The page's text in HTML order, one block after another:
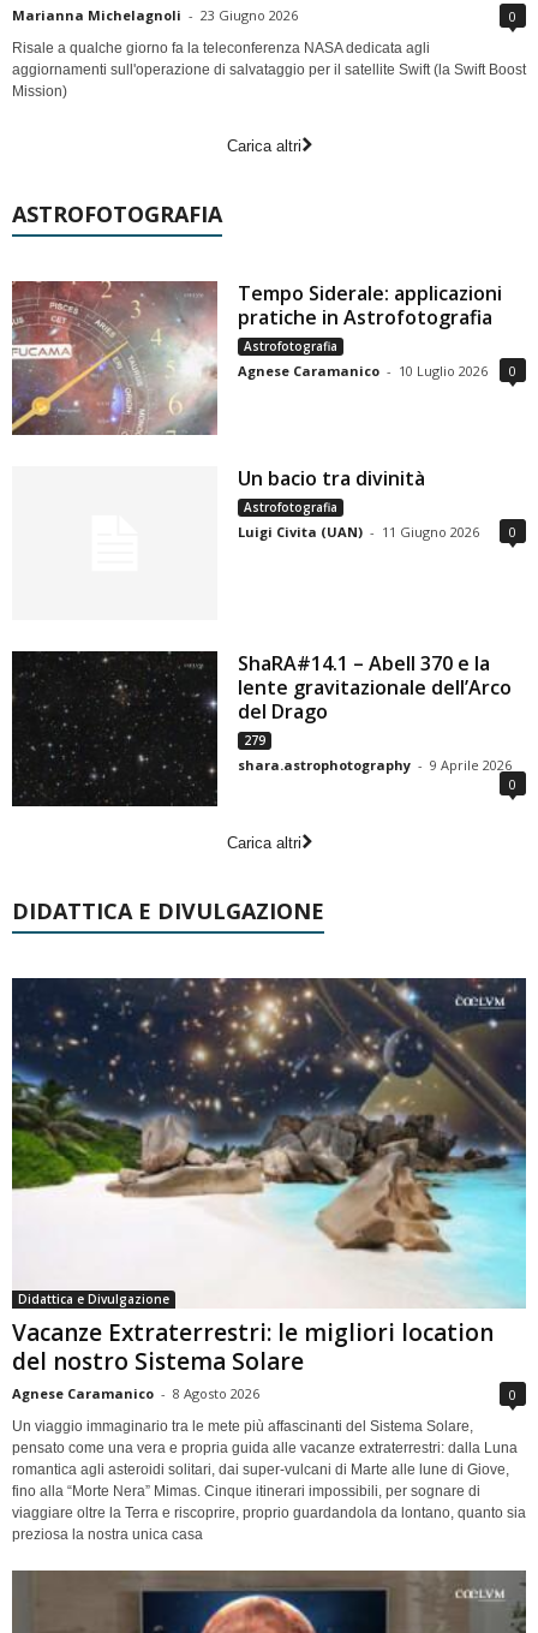
Marianna Michelagnoli - 23 Giugno 2026 0
Risale a qualche giorno fa la teleconferenza NASA dedicata agli
aggiornamenti sull'operazione di salvataggio per il satellite Swift (la Swift Boost
Mission)
Carica altri
ASTROFOTOGRAFIA
Tempo Siderale: applicazioni
pratiche in Astrofotografia
Astrofotografia
Agnese Caramanico - 10 Luglio 2026 0
Un bacio tra divinità
Astrofotografia
Luigi Civita (UAN) - 11 Giugno 2026 0
ShaRA#14.1 – Abell 370 e la
lente gravitazionale dell’Arco
del Drago
279
shara.astrophotography - 9 Aprile 2026
0
Carica altri
DIDATTICA E DIVULGAZIONE
Didattica e Divulgazione
Vacanze Extraterrestri: le migliori location
del nostro Sistema Solare
Agnese Caramanico - 8 Agosto 2026 0
Un viaggio immaginario tra le mete più affascinanti del Sistema Solare,
pensato come una vera e propria guida alle vacanze extraterrestri: dalla Luna
romantica agli asteroidi solitari, dai super-vulcani di Marte alle lune di Giove,
fino alla “Morte Nera” Mimas. Cinque itinerari impossibili, per sognare di
viaggiare oltre la Terra e riscoprire, proprio guardandola da lontano, quanto sia
preziosa la nostra unica casa